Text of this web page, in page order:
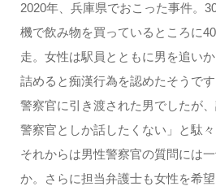
2020年、兵庫県でおこった事件。
機で飲み物を買っているところに
走。女性は駅員とともに男を追い
詰めると痴漢行為を認めたそうで
警察官に引き渡された男でしたが
警察官としか話したくない」と駄
それからは男性警察官の質問には
か。さらに担当弁護士も女性を希